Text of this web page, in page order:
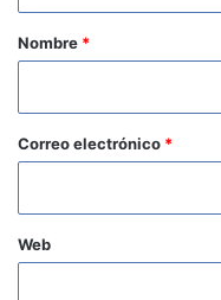
r
o
*
Nombre *
Correo electrónico *
Web